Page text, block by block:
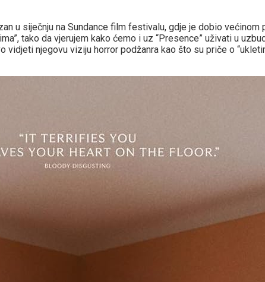
u siječnju na Sundance film festivalu, gdje je dobio
tako da vjerujem kako ćemo i uz “Presence” uživati u
njegovu viziju horror podžanra kao što su priče o